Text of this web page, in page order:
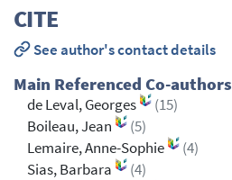
CITE
See author's contact details
Main Referenced Co-authors
de Leval, Georges
(15)
Boileau, Jean
(5)
Lemaire, Anne-Sophie
(4)
Sias, Barbara
(4)